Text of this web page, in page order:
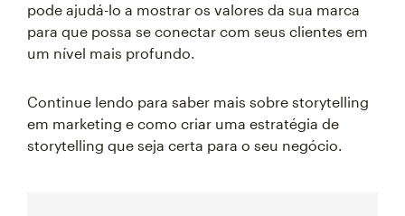
pode ajudá-lo a mostrar os valores da sua marca
para que possa se conectar com seus clientes em
um nível mais profundo.
Continue lendo para saber mais sobre storytelling
em marketing e como criar uma estratégia de
storytelling que seja certa para o seu negócio.